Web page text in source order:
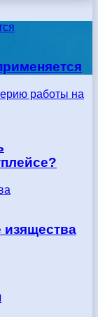
работы на